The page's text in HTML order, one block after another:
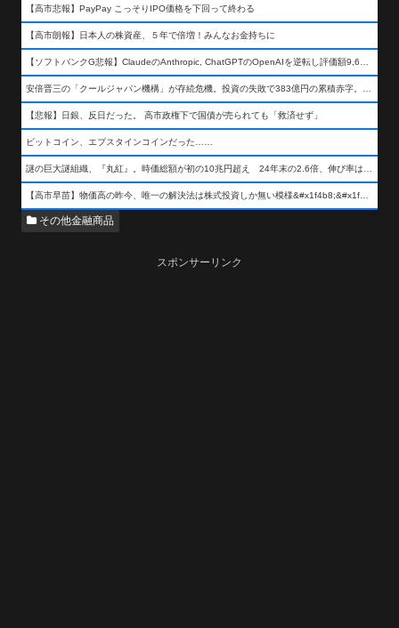
【高市悲報】PayPay こっそりIPO価格を下回って終わる
【高市朗報】日本人の株資産、５年で倍増！みんなお金持ちに
【ソフトバンクG悲報】ClaudeのAnthropic, ChatGPTのOpenAIを逆転し評価額9,650億ドル (約154兆円) の世界一価値あるAI企業に……
安倍晋三の「クールジャパン機構」が存続危機。投資の失敗で383億円の累積赤字。2025年度決算も大赤字の可能性。責任の所在はウヤムヤ
【悲報】日銀、反日だった。 高市政権下で国債が売られても「救済せず」
ビットコイン、エプスタインコインだった……
謎の巨大謎組織、『丸紅』。時価総額が初の10兆円超え 24年末の2.6倍、伸び率は謎組織首位
【高市早苗】物価高の昨今、唯一の解決法は株式投資しか無い模様&#x1f4b8;&#x1f4b8;&#x1f4b8;
その他金融商品
スポンサーリンク